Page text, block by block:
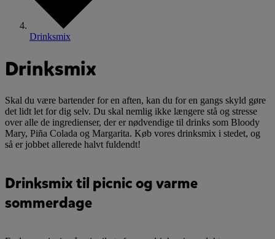
Drinksmix
Drinksmix
Skal du være bartender for en aften, kan du for en gangs skyld gøre
det lidt let for dig selv. Du skal nemlig ikke længere stå og stresse
over alle de ingredienser, der er nødvendige til drinks som Bloody
Mary, Piña Colada og Margarita. Køb vores drinksmix i stedet, og
så er jobbet allerede halvt fuldendt!
Drinksmix til picnic og varme
sommerdage